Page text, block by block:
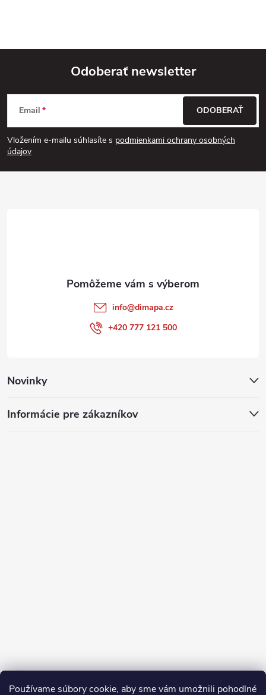
Používame súbory cookie, aby sme vám umožnili pohodlné
p
v
y
v
Z
á
p
Odoberať newsletter
Email
Vložením e-mailu súhlasíte s podmienkami ochrany osobných
údajov
ODOBERAŤ
Novinky
Informácie pre zákazníkov
info@dimapa.cz
+420 777 121 500